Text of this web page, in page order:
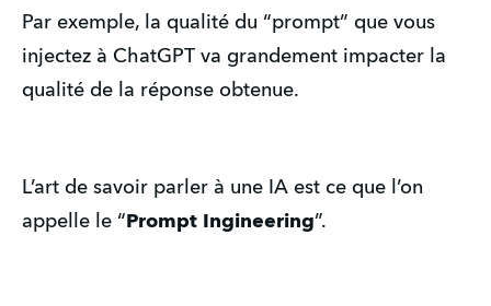
Par exemple, la qualité du “prompt” que vous
injectez à ChatGPT va grandement impacter la
qualité de la réponse obtenue.
L’art de savoir parler à une IA est ce que l’on
appelle le “ Prompt Ingineering”.